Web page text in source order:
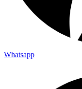
Whatsapp